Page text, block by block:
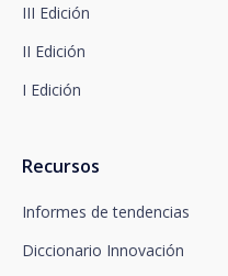
III Edición
II Edición
I Edición
Recursos
Informes de tendencias
Diccionario Innovación
apartado de Política de
aconsejamos consulte.